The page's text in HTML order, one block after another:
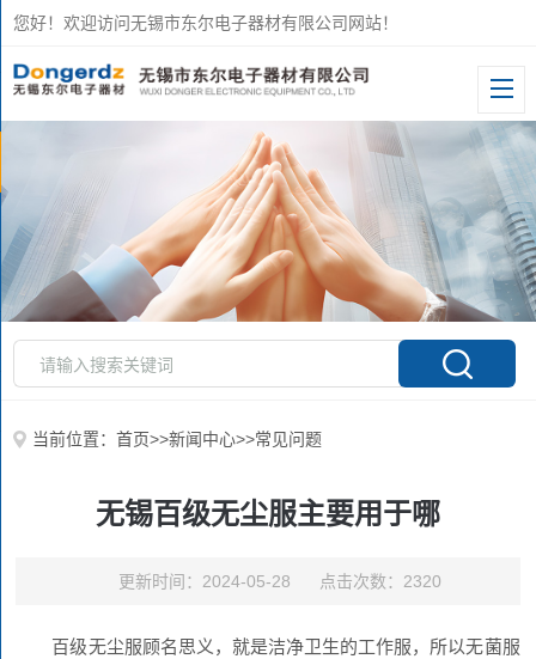
您好！欢迎访问无锡市东尔电子器材有限公司网站！
当前位置：首页>>新闻中心>>常见问题
无锡百级无尘服主要用于哪
更新时间：2024-05-28 点击次数：2320
百级无尘服顾名思义，就是洁净卫生的工作服，所以无菌服